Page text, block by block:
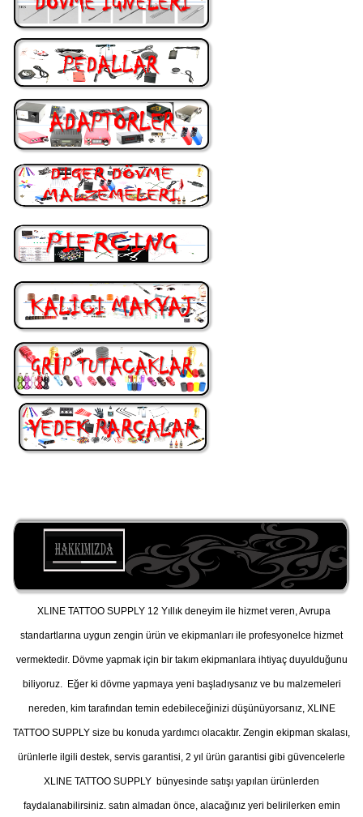
XLINE TATTOO SUPPLY 12 Yıllık deneyim ile hizmet veren, Avrupa
standartlarına uygun zengin ürün ve ekipmanları ile profesyonelce hizmet
vermektedir. Dövme yapmak için bir takım ekipmanlara ihtiyaç duyulduğunu
biliyoruz. Eğer ki dövme yapmaya yeni başladıysanız ve bu malzemeleri
nereden, kim tarafından temin edebileceğinizi düşünüyorsanız, XLINE
TATTOO SUPPLY size bu konuda yardımcı olacaktır. Zengin ekipman skalası,
ürünlerle ilgili destek, servis garantisi, 2 yıl ürün garantisi gibi güvencelerle
XLINE TATTOO SUPPLY bünyesinde satışı yapılan ürünlerden
faydalanabilirsiniz. satın almadan önce, alacağınız yeri belirilerken emin